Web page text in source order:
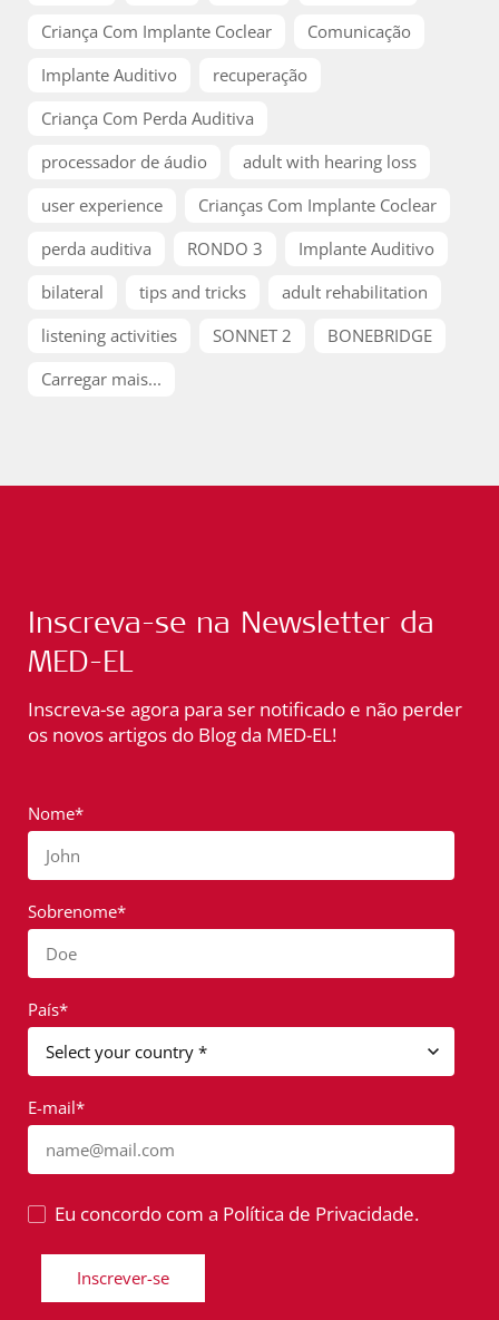
Criança Com Implante Coclear
Comunicação
Implante Auditivo
recuperação
Criança Com Perda Auditiva
processador de áudio
adult with hearing loss
user experience
Crianças Com Implante Coclear
perda auditiva
RONDO 3
Implante Auditivo
bilateral
tips and tricks
adult rehabilitation
listening activities
SONNET 2
BONEBRIDGE
Carregar mais...
Inscreva-se na Newsletter da
MED-EL
Inscreva-se agora para ser notificado e não perder
os novos artigos do Blog da MED-EL!
Nome*
John
Sobrenome*
Doe
País*
E-mail*
name@mail.com
Eu concordo com a Política de Privacidade.
Inscrever-se